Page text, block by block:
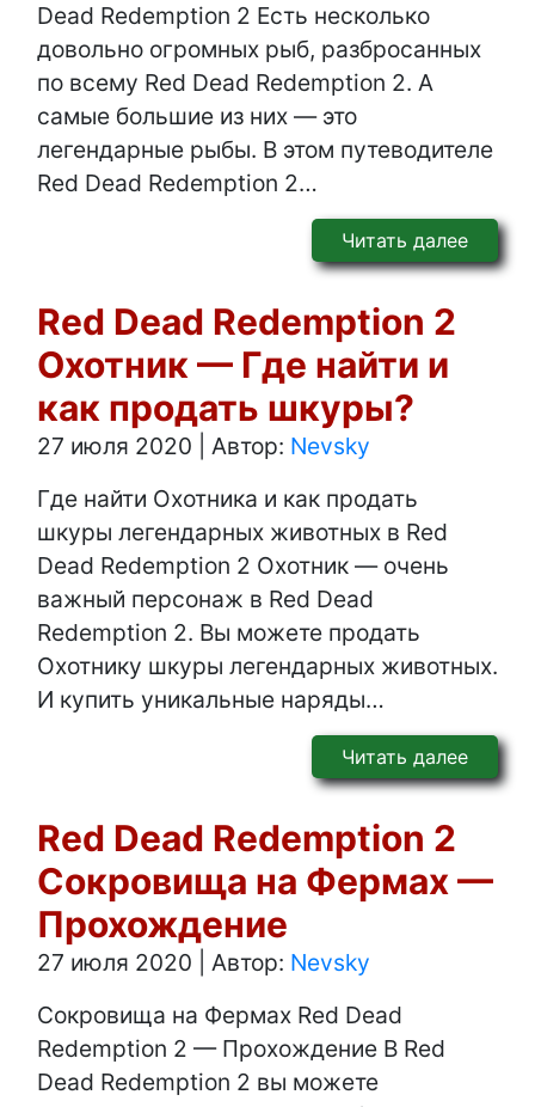
Dead Redemption 2 Есть несколько
довольно огромных рыб, разбросанных
по всему Red Dead Redemption 2. А
самые большие из них — это
легендарные рыбы. В этом путеводителе
Red Dead Redemption 2…
Читать далее
Red Dead Redemption 2
Охотник — Где найти и
как продать шкуры?
27 июля 2020 Автор: Nevsky
Где найти Охотника и как продать
шкуры легендарных животных в Red
Dead Redemption 2 Охотник — очень
важный персонаж в Red Dead
Redemption 2. Вы можете продать
Охотнику шкуры легендарных животных.
И купить уникальные наряды…
Читать далее
Red Dead Redemption 2
Сокровища на Фермах —
Прохождение
27 июля 2020 Автор: Nevsky
Сокровища на Фермах Red Dead
Redemption 2 — Прохождение В Red
Dead Redemption 2 вы можете